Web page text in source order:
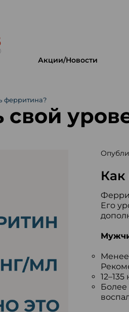
Акции/Новости
ферритина?
свой
Как
Его